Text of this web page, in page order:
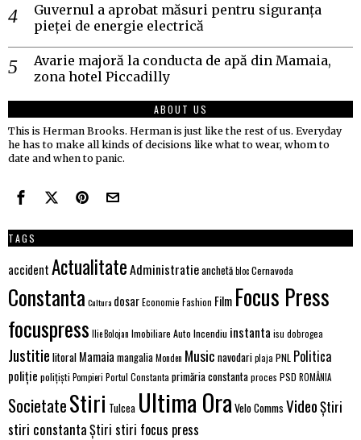
Guvernul a aprobat măsuri pentru siguranța
pieței de energie electrică
Avarie majoră la conducta de apă din Mamaia,
zona hotel Piccadilly
ABOUT US
This is Herman Brooks. Herman is just like the rest of us. Everyday
he has to make all kinds of decisions like what to wear, whom to
date and when to panic.
TAGS
accidentActualitateAdministratieanchetăblocCernavoda
Constanta Cultura dosarEconomie Fashion Film Focus Press
focuspress Ilie Bolojan Imobiliare Auto Incendiu instanta isu dobrogea
Justitie litoral Mamaia mangaliaMonden Music navodariplaja PNL Politica
poliție polițiști Pompieri Portul Constanta primăria constantaproces PSD ROMÂNIA
SocietateStiri Tulcea Ultima Ora Velo Comms VideoȘtiri
stiri constantaȘtiri stiri focus press